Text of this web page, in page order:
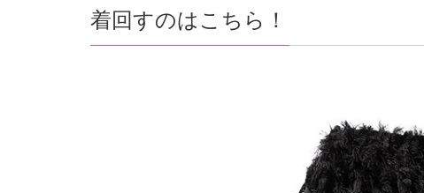
着回すのはこちら！